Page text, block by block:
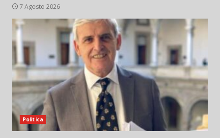
7 Agosto 2026
Politica